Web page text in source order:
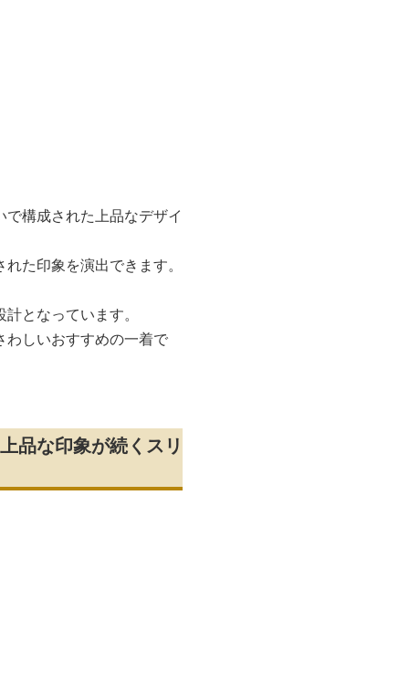
構成された上品なデザイ
た印象を演出できます。
となっています。
わしいおすすめの一着で
品な印象が続くスリ